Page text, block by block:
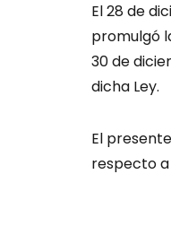
El 28 de
promulgó
30 de
dicha Ley.
El
respecto a